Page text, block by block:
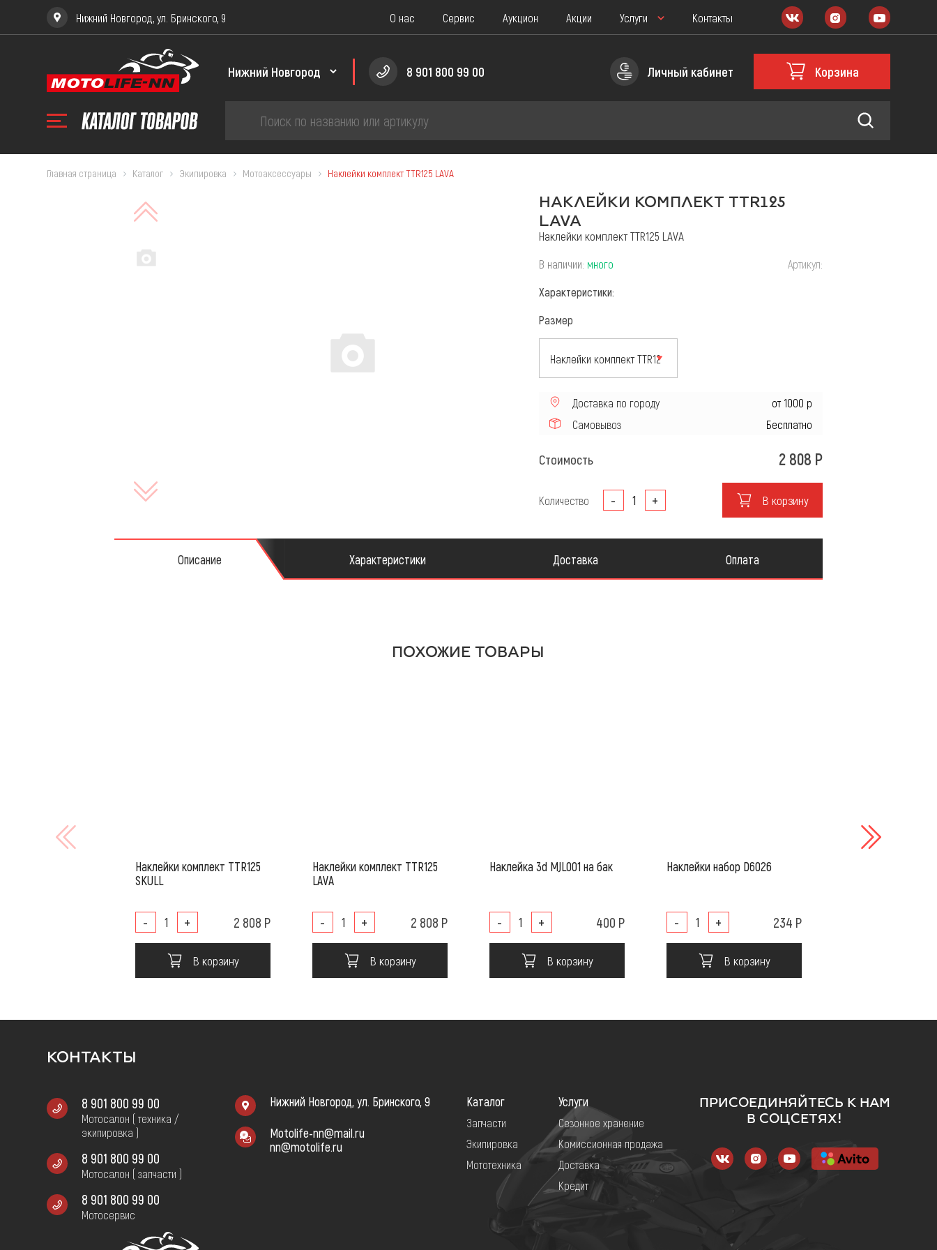
Нижний Новгород, ул. Бринского, 9 О нас Сервис Аукцион Акции Услуги Контакты
8 901 800 99 00 Личный кабинет Корзина
ЗАПЧАСТИ
Запчасти для Скутера
Запчасти для Снегохода
Мотошины и комплектующие
Запчасти для Питбайка
Главная страница Каталог Экипировка Мотоаксессуары Наклейки комплект TTR125 LAVA
НАКЛЕЙКИ КОМПЛЕКТ TTR125
LAVA
Наклейки комплект TTR125 LAVA
В наличии: много
Артикул:
Характеристики:
Размер
Доставка по городу
от 1000 р
Самовывоз
Бесплатно
Стоимость 2 808 Р
Количество - + В корзину
Описание Характеристики Доставка Оплата
ПОХОЖИЕ ТОВАРЫ
Наклейки комплект TTR125
SKULL
- + 2 808 Р
В корзину
Наклейки комплект TTR125
LAVA
- + 2 808 Р
В корзину
Наклейка 3d MJL001 на бак
- + 400 Р
В корзину
Наклейки набор D6026
- + 234 Р
В корзину
КОНТАКТЫ
8 901 800 99 00
Мотосалон ( техника /
экипировка )
8 901 800 99 00
Мотосалон ( запчасти )
8 901 800 99 00
Мотосервис
Нижний Новгород, ул. Бринского, 9
Motolife-nn@mail.ru
nn@motolife.ru
Каталог
Запчасти
Экипировка
Мототехника
Услуги
Сезонное хранение
Комиссионная продажа
Доставка
Кредит
ПРИСОЕДИНЯЙТЕСЬ К НАМ
В СОЦСЕТЯХ!